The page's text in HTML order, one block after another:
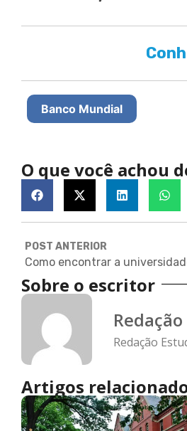
Banco Mundial
O que você achou
POST ANTERIOR
Sobre o escritor
Redação
Artigos